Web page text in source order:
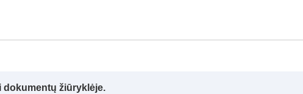
dokumentų žiūryklėje.